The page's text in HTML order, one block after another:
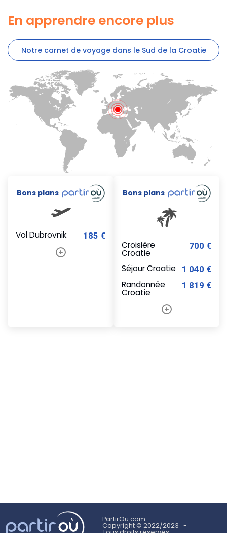
En apprendre encore plus
Notre carnet de voyage dans le Sud de la Croatie
Bons plans
Vol Dubrovnik 185 €
Bons plans
Croisière
Croatie
700 €
Séjour Croatie 1 040 €
Randonnée
Croatie
1 819 €
PartirOu.com
Copyright © 2022/2023